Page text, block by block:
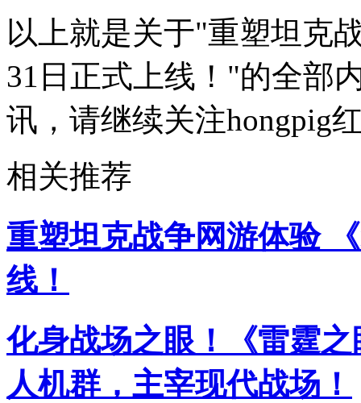
以上就是关于"重塑坦克
31日正式上线！"的全部
讯，请继续关注hongpig
相关推荐
重塑坦克战争网游体验
线！
化身战场之眼！《雷霆之
人机群，主宰现代战场！